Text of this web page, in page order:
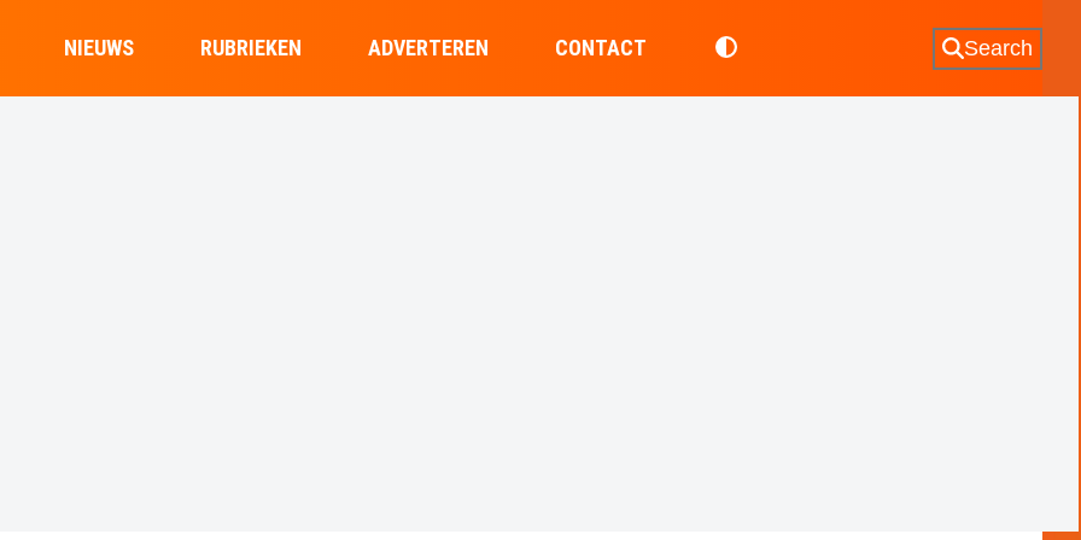
NIEUWS RUBRIEKEN ADVERTEREN CONTACT Search